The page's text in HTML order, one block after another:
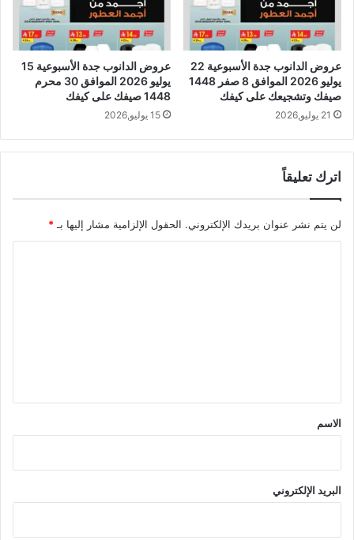
عروض الدانوب جدة الأسبوعية 22
يوليو 2026 الموافق 8 صفر 1448
صيفك وتشجيعك على كيفك
21 يوليو,2026
عروض الدانوب جدة الأسبوعية 15
يوليو 2026 الموافق 30 محرم
1448 صيفك على كيفك
15 يوليو,2026
اترك تعليقاً
لن يتم نشر عنوان بريدك الإلكتروني. الحقول الإلزامية مشار إليها بـ *
*
الاسم
البريد الإلكتروني